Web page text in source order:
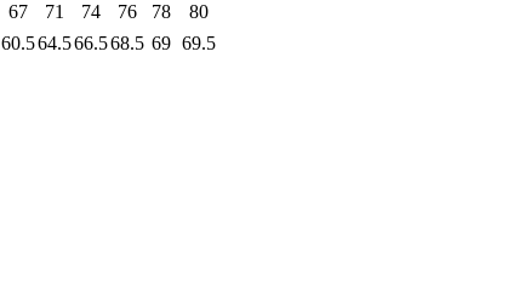
67 71 74 76 78
80
60.564.566.568.5 69 69.5